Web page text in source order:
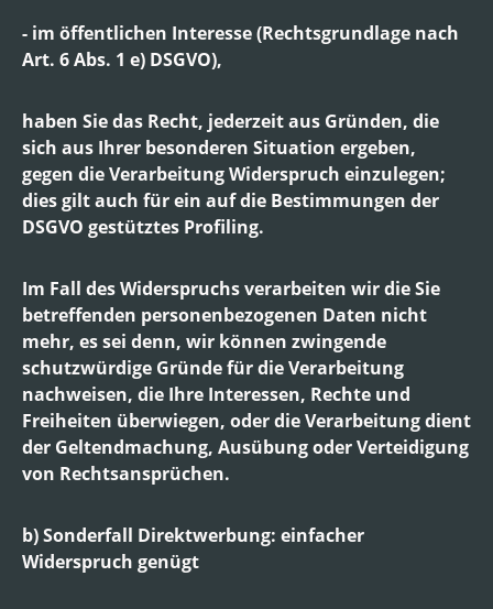
- im öffentlichen Interesse (Rechtsgrundlage nach
Art. 6 Abs. 1 e) DSGVO),
haben Sie das Recht, jederzeit aus Gründen, die
sich aus Ihrer besonderen Situation ergeben,
gegen die Verarbeitung Widerspruch einzulegen;
dies gilt auch für ein auf die Bestimmungen der
DSGVO gestütztes Profiling.
Im Fall des Widerspruchs verarbeiten wir die Sie
betreffenden personenbezogenen Daten nicht
mehr, es sei denn, wir können zwingende
schutzwürdige Gründe für die Verarbeitung
nachweisen, die Ihre Interessen, Rechte und
Freiheiten überwiegen, oder die Verarbeitung dient
der Geltendmachung, Ausübung oder Verteidigung
von Rechtsansprüchen.
b) Sonderfall Direktwerbung: einfacher
Widerspruch genügt